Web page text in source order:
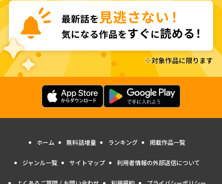
ホーム 無料話増量 ランキング 掲載作品一覧
ジャンル一覧 サイトマップ 利用者情報の外部送信について